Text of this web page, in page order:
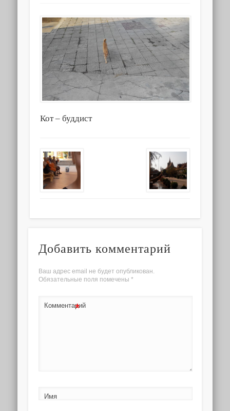
Кот – буддист
Добавить комментарий
Ваш адрес email не будет опубликован.
Обязательные поля помечены *
Комментарий
*
Имя